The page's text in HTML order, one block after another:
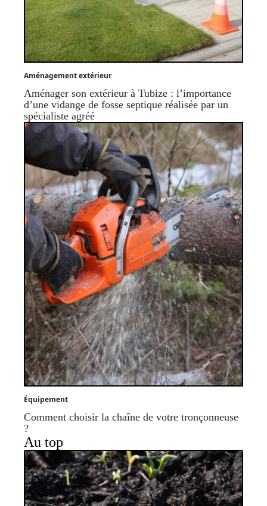
Aménagement extérieur
Aménager son extérieur à Tubize : l’importance
d’une vidange de fosse septique réalisée par un
spécialiste agréé
Équipement
Comment choisir la chaîne de votre tronçonneuse
?
Au top